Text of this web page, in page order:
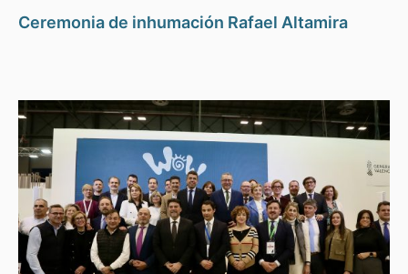
Ceremonia de inhumación Rafael Altamira